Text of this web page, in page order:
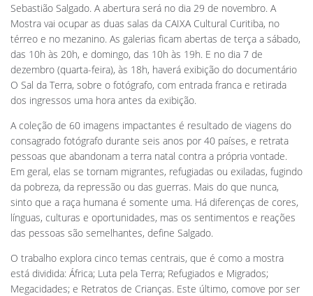
Sebastião Salgado. A abertura será no dia 29 de novembro. A
Mostra vai ocupar as duas salas da CAIXA Cultural Curitiba, no
térreo e no mezanino. As galerias ficam abertas de terça a sábado,
das 10h às 20h, e domingo, das 10h às 19h. E no dia 7 de
dezembro (quarta-feira), às 18h, haverá exibição do documentário
O Sal da Terra, sobre o fotógrafo, com entrada franca e retirada
dos ingressos uma hora antes da exibição.
A coleção de 60 imagens impactantes é resultado de viagens do
consagrado fotógrafo durante seis anos por 40 países, e retrata
pessoas que abandonam a terra natal contra a própria vontade.
Em geral, elas se tornam migrantes, refugiadas ou exiladas, fugindo
da pobreza, da repressão ou das guerras. Mais do que nunca,
sinto que a raça humana é somente uma. Há diferenças de cores,
línguas, culturas e oportunidades, mas os sentimentos e reações
das pessoas são semelhantes, define Salgado.
O trabalho explora cinco temas centrais, que é como a mostra
está dividida: África; Luta pela Terra; Refugiados e Migrados;
Megacidades; e Retratos de Crianças. Este último, comove por ser